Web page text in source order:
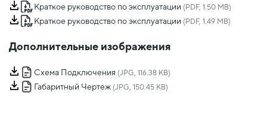
Краткое руководство по эксплуатации (PDF, 1.50 MB)
Краткое руководство по эксплуатации (PDF, 1.49 MB)
Дополнительные изображения
Схема Подключения (JPG, 116.38 KB)
Габаритный Чертеж (JPG, 150.45 KB)